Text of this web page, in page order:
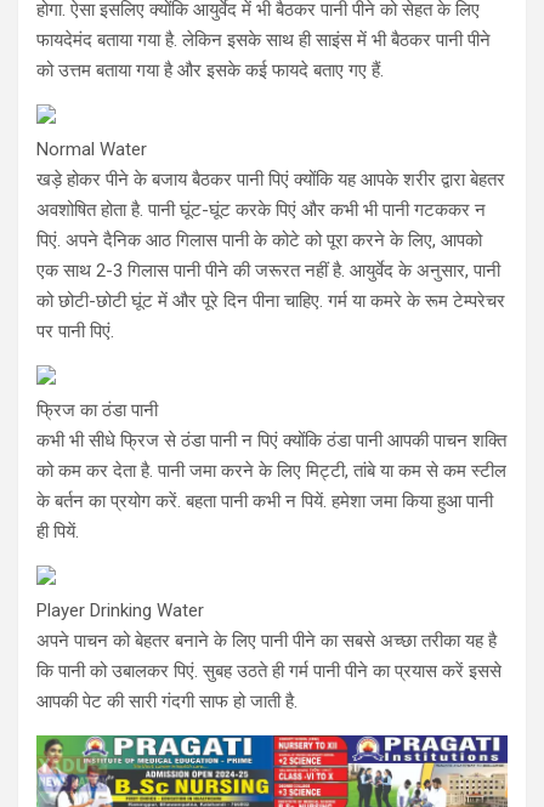
होगा. ऐसा इसलिए क्योंकि आयुर्वेद में भी बैठकर पानी पीने को सेहत के लिए
फायदेमंद बताया गया है. लेकिन इसके साथ ही साइंस में भी बैठकर पानी पीने
को उत्तम बताया गया है और इसके कई फायदे बताए गए हैं.
Normal Water
खड़े होकर पीने के बजाय बैठकर पानी पिएं क्योंकि यह आपके शरीर द्वारा बेहतर
अवशोषित होता है. पानी घूंट-घूंट करके पिएं और कभी भी पानी गटककर न
पिएं. अपने दैनिक आठ गिलास पानी के कोटे को पूरा करने के लिए, आपको
एक साथ 2-3 गिलास पानी पीने की जरूरत नहीं है. आयुर्वेद के अनुसार, पानी
को छोटी-छोटी घूंट में और पूरे दिन पीना चाहिए. गर्म या कमरे के रूम टेम्परेचर
पर पानी पिएं.
फ्रिज का ठंडा पानी
कभी भी सीधे फ्रिज से ठंडा पानी न पिएं क्योंकि ठंडा पानी आपकी पाचन शक्ति
को कम कर देता है. पानी जमा करने के लिए मिट्टी, तांबे या कम से कम स्टील
के बर्तन का प्रयोग करें. बहता पानी कभी न पियें. हमेशा जमा किया हुआ पानी
ही पियें.
Player Drinking Water
अपने पाचन को बेहतर बनाने के लिए पानी पीने का सबसे अच्छा तरीका यह है
कि पानी को उबालकर पिएं. सुबह उठते ही गर्म पानी पीने का प्रयास करें इससे
आपकी पेट की सारी गंदगी साफ हो जाती है.